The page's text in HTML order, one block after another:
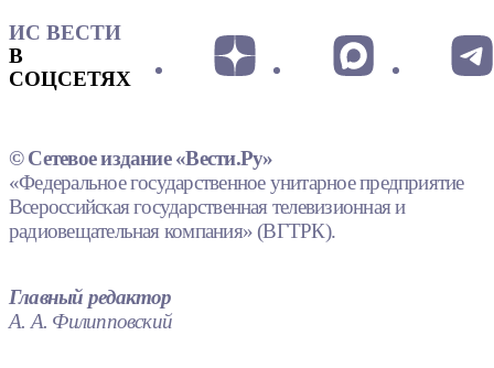
ИС ВЕСТИ
В
СОЦСЕТЯХ
© Сетевое издание «Вести.Ру»
«Федеральное государственное унитарное предприятие
Всероссийская государственная телевизионная и
радиовещательная компания» (ВГТРК).
Главный редактор
А. А. Филипповский